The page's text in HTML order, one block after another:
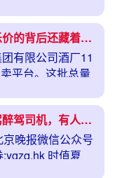
参
1斤3元，原酒卖出可乐价的背后还藏着行业更深的困境？
有限公司酒厂11
平台。这批总量
/斤。如此低价，
北京一夜查获39名酒驾醉驾司机，有人被查竟辩称刚吃了“白酒腌菜”
晚报微信公众号
时值夏